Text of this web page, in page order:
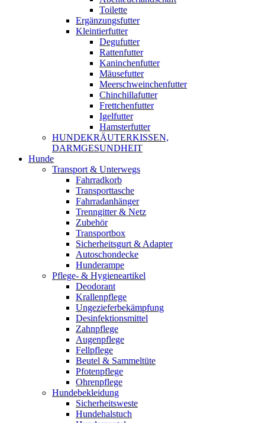
Toilette
Ergänzungsfutter
Kleintierfutter
Degufutter
Rattenfutter
Kaninchenfutter
Mäusefutter
Meerschweinchenfutter
Chinchillafutter
Frettchenfutter
Igelfutter
Hamsterfutter
HUNDEKRÄUTERKISSEN,
DARMGESUNDHEIT
Hunde
Transport & Unterwegs
Fahrradkorb
Transporttasche
Fahrradanhänger
Trenngitter & Netz
Zubehör
Transportbox
Sicherheitsgurt & Adapter
Autoschondecke
Hunderampe
Pflege- & Hygieneartikel
Deodorant
Krallenpflege
Ungezieferbekämpfung
Desinfektionsmittel
Zahnpflege
Augenpflege
Fellpflege
Beutel & Sammeltüte
Pfotenpflege
Ohrenpflege
Hundebekleidung
Sicherheitsweste
Hundehalstuch